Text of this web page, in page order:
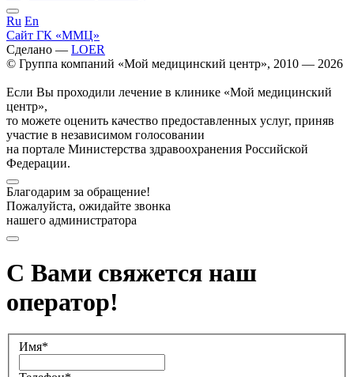
Ru En
Сайт ГК «ММЦ»
Сделано — LOER
© Группа компаний «Мой медицинский центр», 2010 — 2026
Если Вы проходили лечение в клинике «Мой медицинский
центр»,
то можете оценить качество предоставленных услуг, приняв
участие в независимом голосовании
на портале Министерства здравоохранения Российской
Федерации.
Благодарим за обращение!
Пожалуйста, ожидайте звонка
нашего администратора
С Вами свяжется наш
оператор!
Имя*